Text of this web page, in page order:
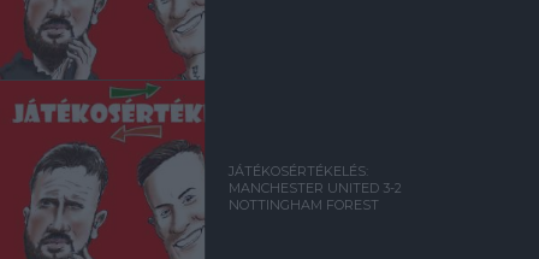
JÁTÉKOSÉRTÉKELÉS:
MANCHESTER UNITED 3-2
NOTTINGHAM FOREST